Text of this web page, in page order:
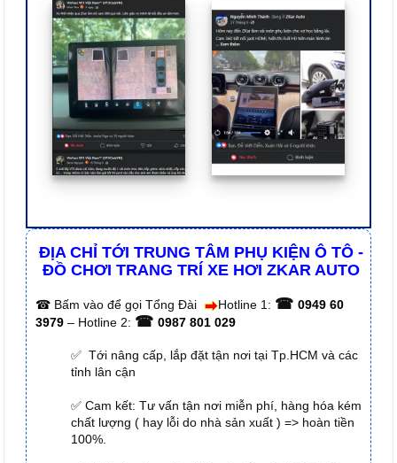
ĐỊA CHỈ TỚI TRUNG TÂM PHỤ KIỆN Ô TÔ -
ĐỒ CHƠI TRANG TRÍ XE HƠI ZKAR AUTO
☎ Bấm vào để gọi Tổng Đài Hotline 1: ☎ 0949 60
3979 – Hotline 2: ☎ 0987 801 029
✅ Tới nâng cấp, lắp đặt tận nơi tại Tp.HCM và các
tỉnh lân cận
✅ Cam kết: Tư vấn tận nơi miễn phí, hàng hóa kém
chất lượng ( hay lỗi do nhà sản xuất ) => hoàn tiền
100%.